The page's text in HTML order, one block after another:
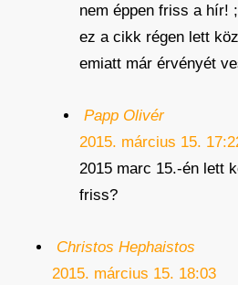
nem éppen friss a hír!
ez a cikk régen lett
emiatt már érvényét
Papp Olivér
2015. március 15.
2015 marc 15.-én lett
friss?
Christos Hephaistos
2015. március 15. 18:03